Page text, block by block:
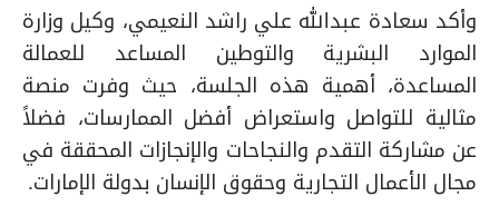
وأكد سعادة عبدالله علي راشد النعيمي، وكيل وزارة
الموارد البشرية والتوطين المساعد للعمالة
المساعدة، أهمية هذه الجلسة، حيث وفرت منصة
مثالية للتواصل واستعراض أفضل الممارسات، فضلاً
عن مشاركة التقدم والنجاحات والإنجازات المحققة في
مجال الأعمال التجارية وحقوق الإنسان بدولة الإمارات.